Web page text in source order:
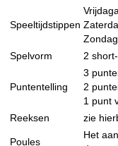
Speeltijdstippen
Spelvorm
2
Puntentelling
3
2
1 punt
Reeksen
zie
Poules
Het